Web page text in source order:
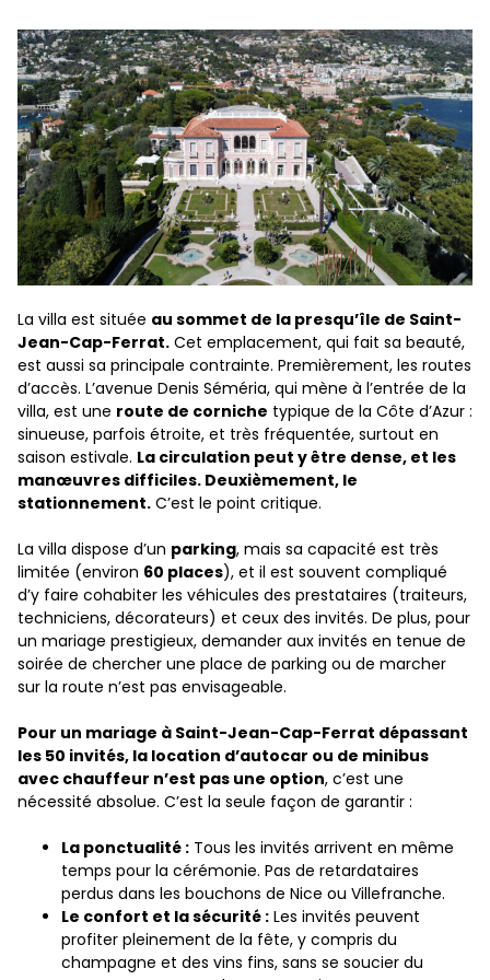
La villa est située au sommet de la presqu’île de Saint-
Jean-Cap-Ferrat. Cet emplacement, qui fait sa beauté,
est aussi sa principale contrainte. Premièrement, les routes
d’accès. L’avenue Denis Séméria, qui mène à l’entrée de la
villa, est une route de corniche typique de la Côte d’Azur :
sinueuse, parfois étroite, et très fréquentée, surtout en
saison estivale. La circulation peut y être dense, et les
manœuvres difficiles. Deuxièmement, le
stationnement. C’est le point critique.
La villa dispose d’un parking, mais sa capacité est très
limitée (environ 60 places), et il est souvent compliqué
d’y faire cohabiter les véhicules des prestataires (traiteurs,
techniciens, décorateurs) et ceux des invités. De plus, pour
un mariage prestigieux, demander aux invités en tenue de
soirée de chercher une place de parking ou de marcher
sur la route n’est pas envisageable.
Pour un mariage à Saint-Jean-Cap-Ferrat dépassant
les 50 invités, la location d’autocar ou de minibus
avec chauffeur n’est pas une option, c’est une
nécessité absolue. C’est la seule façon de garantir :
La ponctualité : Tous les invités arrivent en même
temps pour la cérémonie. Pas de retardataires
perdus dans les bouchons de Nice ou Villefranche.
Le confort et la sécurité : Les invités peuvent
profiter pleinement de la fête, y compris du
champagne et des vins fins, sans se soucier du